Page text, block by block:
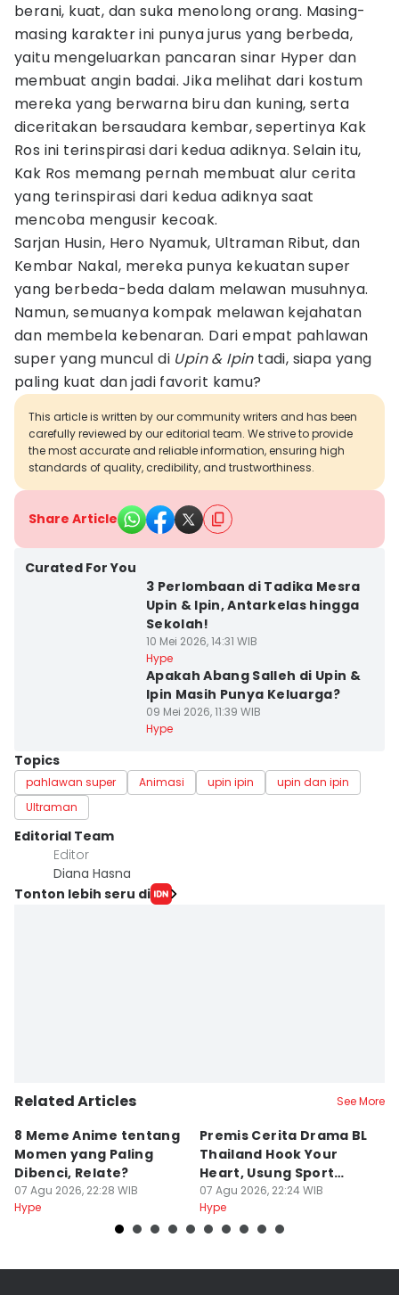
berani, kuat, dan suka menolong orang. Masing-
masing karakter ini punya jurus yang berbeda,
yaitu mengeluarkan pancaran sinar Hyper dan
membuat angin badai. Jika melihat dari kostum
mereka yang berwarna biru dan kuning, serta
diceritakan bersaudara kembar, sepertinya Kak
Ros ini terinspirasi dari kedua adiknya. Selain itu,
Kak Ros memang pernah membuat alur cerita
yang terinspirasi dari kedua adiknya saat
mencoba mengusir kecoak.
Sarjan Husin, Hero Nyamuk, Ultraman Ribut, dan
Kembar Nakal, mereka punya kekuatan super
yang berbeda-beda dalam melawan musuhnya.
Namun, semuanya kompak melawan kejahatan
dan membela kebenaran. Dari empat pahlawan
super yang muncul di Upin & Ipin tadi, siapa yang
paling kuat dan jadi favorit kamu?
This article is written by our community writers and has been
carefully reviewed by our editorial team. We strive to provide
the most accurate and reliable information, ensuring high
standards of quality, credibility, and trustworthiness.
Share Article
Curated For You
3 Perlombaan di Tadika Mesra
Upin & Ipin, Antarkelas hingga
Sekolah!
10 Mei 2026, 14:31 WIB
Hype
Apakah Abang Salleh di Upin &
Ipin Masih Punya Keluarga?
09 Mei 2026, 11:39 WIB
Hype
Topics
pahlawan super Animasi upin ipin
upin dan ipin
Ultraman
Editorial Team
Editor
Diana Hasna
Tonton lebih seru di
Related Articles See More
8 Meme Anime tentang
Momen yang Paling
Dibenci, Relate?
07 Agu 2026, 22:28 WIB
Hype
Premis Cerita Drama BL
Thailand Hook Your
Heart, Usung Sport
Romance
07 Agu 2026, 22:24 WIB
Hype